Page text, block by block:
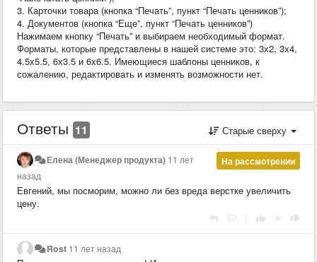
3. Карточки товара (кнопка “Печать”, пункт “Печать ценников”);
4. Документов (кнопка “Еще”, пункт “Печать ценников”)
Нажимаем кнопку “Печать” и выбираем необходимый формат.
Форматы, которые представлены в нашей системе это: 3х2, 3х4,
4.5х5.5, 6х3.5 и 6х6.5. Имеющиеся шаблоны ценников, к
сожалению, редактировать и изменять возможности нет.
Ответы 11 Старые сверху
На рассмотрении
Елена (Менеджер продукта) 11 лет
назад
Евгений, мы посморим, можно ли без вреда верстке увеличить
цену.
Rost 11 лет назад